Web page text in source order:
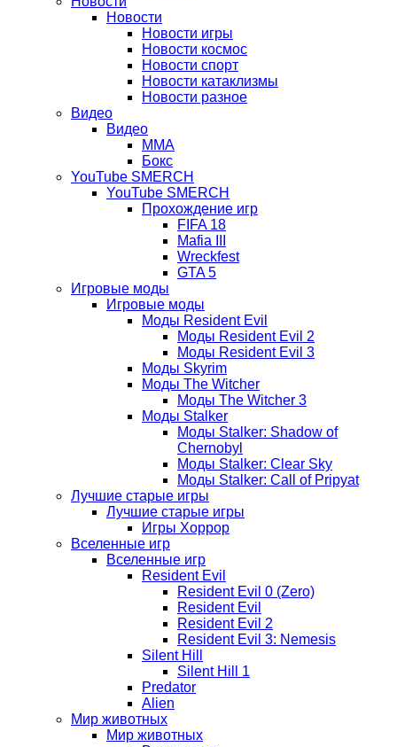
Новости
Новости игры
Новости космос
Новости спорт
Новости катаклизмы
Новости разное
Видео
Видео
ММА
Бокс
YouTube SMERCH
YouTube SMERCH
Прохождение игр
FIFA 18
Mafia III
Wreckfest
GTA 5
Игровые моды
Игровые моды
Моды Resident Evil
Моды Resident Evil 2
Моды Resident Evil 3
Моды Skyrim
Моды The Witcher
Моды The Witcher 3
Моды Stalker
Моды Stalker: Shadow of
Chernobyl
Моды Stalker: Clear Sky
Моды Stalker: Call of Pripyat
Лучшие старые игры
Лучшие старые игры
Игры Хоррор
Вселенные игр
Вселенные игр
Resident Evil
Resident Evil 0 (Zero)
Resident Evil
Resident Evil 2
Resident Evil 3: Nemesis
Silent Hill
Silent Hill 1
Predator
Alien
Мир животных
Мир животных